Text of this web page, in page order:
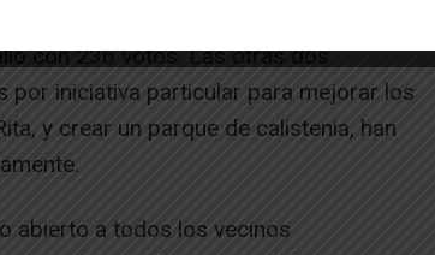
de Ablitas para iluminar la torre
con 236 votos. Las otras dos
por iniciativa particular para mejorar los
y crear un parque de calistenia, han
abierto a todos los vecinos